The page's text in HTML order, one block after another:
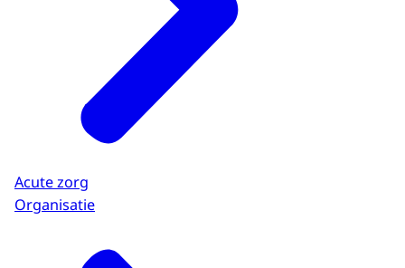
Acute zorg
Organisatie